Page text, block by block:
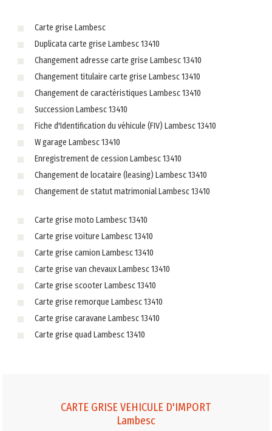
Carte grise Lambesc
Duplicata carte grise Lambesc 13410
Changement adresse carte grise Lambesc 13410
Changement titulaire carte grise Lambesc 13410
Changement de caractéristiques Lambesc 13410
Succession Lambesc 13410
Fiche d'Identification du véhicule (FIV) Lambesc 13410
W garage Lambesc 13410
Enregistrement de cession Lambesc 13410
Changement de locataire (leasing) Lambesc 13410
Changement de statut matrimonial Lambesc 13410
Carte grise moto Lambesc 13410
Carte grise voiture Lambesc 13410
Carte grise camion Lambesc 13410
Carte grise van chevaux Lambesc 13410
Carte grise scooter Lambesc 13410
Carte grise remorque Lambesc 13410
Carte grise caravane Lambesc 13410
Carte grise quad Lambesc 13410
CARTE GRISE VEHICULE D'IMPORT
Lambesc